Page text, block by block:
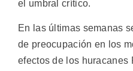
el umbral crítico.
En las últimas semanas
de preocupación en los
efectos de los huracanes